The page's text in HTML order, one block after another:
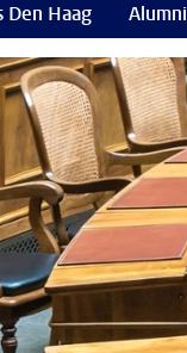
Den Haag Alumni